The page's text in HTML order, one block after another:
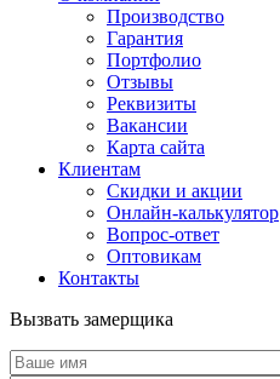
Производство
Гарантия
Портфолио
Отзывы
Реквизиты
Вакансии
Карта сайта
Клиентам
Скидки и акции
Онлайн-калькулятор
Вопрос-ответ
Оптовикам
Контакты
Вызвать замерщика